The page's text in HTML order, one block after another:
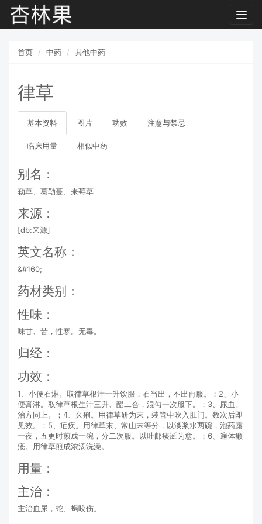
首页 中药 其他中药
律草
基本资料 图片 功效 注意与禁忌
临床用量 相似中药
别名：
勒草、葛勒蔓、来莓草
来源：
[db:来源]
英文名称：
&#160;
药材类别：
性味：
味甘、苦，性寒。无毒。
归经：
功效：
1、小便石淋。取律草根汁一升饮服，石当出，不出再服。；2、小
便膏淋。取律草根生汁三升、醋二合，混匀一次服下。；3、尿血。
治方同上。；4、久痢。用律草研为末，装管中吹入肛门。数次后即
见效。；5、疟疾。用律草末、常山末等分，以淡浆水两碗，泡药露
一夜，五更时煎成一碗，分二次服。以吐邮痰涎为愈。；6、遍体癞
疮。用律草煎成浓汤洗澡。
用量：
主治：
主治血尿，蛇、蝎咬伤。